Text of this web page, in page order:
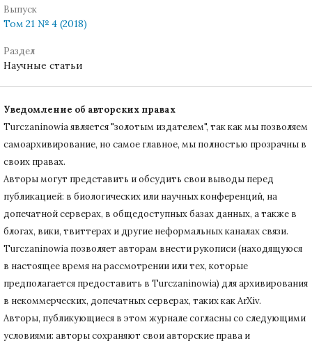
Выпуск
Том 21 № 4 (2018)
Раздел
Научные статьи
Уведомление об авторских правах
Turczaninowiа является "золотым издателем", так как мы позволяем
самоархивирование, но самое главное, мы полностью прозрачны в
своих правах.
Авторы могут представить и обсудить свои выводы перед
публикацией: в биологических или научных конференций, на
допечатной серверах, в общедоступных базах данных, а также в
блогах, вики, твиттерах и другие неформальных каналах связи.
Turczaninowiа позволяет авторам внести рукописи (находящуюся
в настоящее время на рассмотрении или тех, которые
предполагается предоставить в Turczaninowia) для архивирования
в некоммерческих, допечатных серверах, таких как ArXiv.
Авторы, публикующиеся в этом журнале согласны со следующими
условиями: авторы сохраняют свои авторские права и